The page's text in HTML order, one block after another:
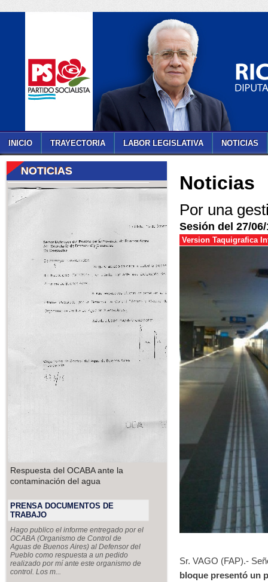
INICIO TRAYECTORIA LABOR LEGISLATIVA NOTICIAS
NOTICIAS
Respuesta del OCABA ante la
contaminación del agua
PRENSA DOCUMENTOS DE
TRABAJO
Hago publico el informe entregado por el
OCABA (Organismo de Control de
Aguas de Buenos Aires) al Defensor del
Pueblo como respuesta a un pedido
realizado por mí ante este organismo de
control. Los m...
Noticias
Por una
Sesión del 27/
Version Taquigrafica
Sr. VAGO (FAP).-
bloque presentó un